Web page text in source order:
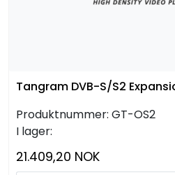
Tangram DVB-S/S2
Produktnummer: GT-OS2
I lager:
21.409,20 NOK